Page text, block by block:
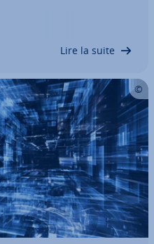
Avec la commande
Lire la suite